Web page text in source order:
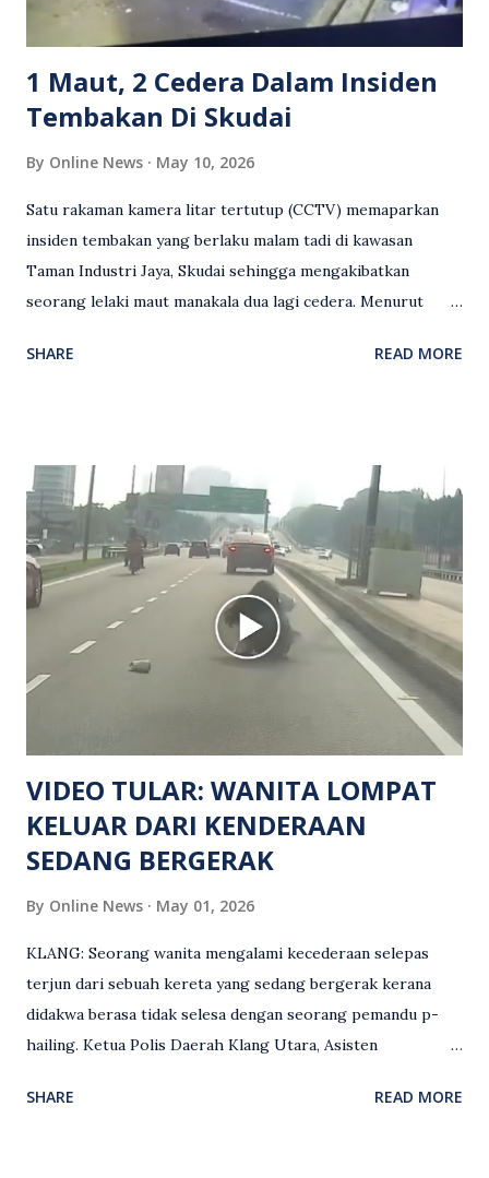
mengambil tindakan tegas, manakala ada yang bersimpati
terhadap wanita dipercayai menjadi mangs...
1 Maut, 2 Cedera Dalam Insiden
Tembakan Di Skudai
By Online News May 10, 2026
Satu rakaman kamera litar tertutup (CCTV) memaparkan
insiden tembakan yang berlaku malam tadi di kawasan
Taman Industri Jaya, Skudai sehingga mengakibatkan
seorang lelaki maut manakala dua lagi cedera. Menurut
kejadian berlaku sekitar jam 11 malam dan pihak polis
hiburan di kawasan berkenaan. Seorang mangsa disahkan
meninggal dunia di lokasi kejadian akibat terkena tembakan,
manakala seorang lagi mangsa mengalami kecederaan.
Turut dipercayai terdapat seorang lagi individu cedera
namun identitinya masih belum dikenal pasti selepas dibawa
keluar dari lokasi oleh kenalannya. Polis kini sedang giat
mengesan dua suspek yang masih bebas bagi membantu
siasatan lanjut. Kes disiasat mengikut Seksyen 302 Kanun
Keseksaan kerana membunuh. Orang ramai yang mempunyai
maklumat diminta t...
SHARE READ MORE
VIDEO TULAR: WANITA LOMPAT
KELUAR DARI KENDERAAN
SEDANG BERGERAK
By Online News May 01, 2026
KLANG: Seorang wanita mengalami kecederaan selepas
terjun dari sebuah kereta yang sedang bergerak kerana
didakwa berasa tidak selesa dengan seorang pemandu p-
hailing. Ketua Polis Daerah Klang Utara, Asisten
(2 Mei), berkata pemandu berusia 47 tahun itu telah
SHARE READ MORE